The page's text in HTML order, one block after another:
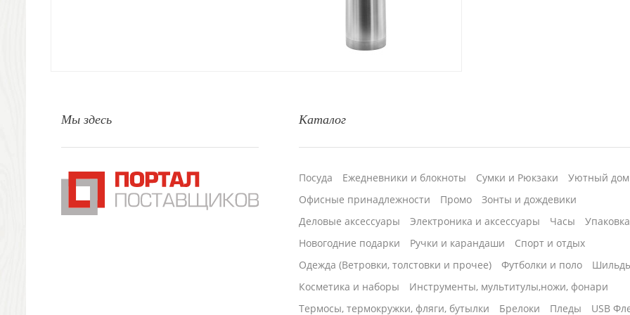
Подставки для визиток записок телефонов
Промо
Антистрессы
Каталог
Посуда Ежедневники и блокноты Сумки и Рюкзаки
Уютный дом
Офисные принадлежности
Промо
Зонты и дождевики
Деловые аксессуары
Электроника и аксессуары Часы
Упаковка
Новогодние подарки
Ручки и карандаши
Спорт и отдых
Одежда (Ветровки, толстовки и прочее)
Футболки и поло
Косметика и наборы
Инструменты, мультитулы,ножи, фонари
Термосы, термокружки, фляги, бутылки
Брелоки Пледы USB
Мы здесь